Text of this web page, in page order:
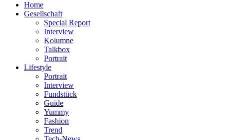
Home
Gesellschaft
Special Report
Interview
Kolumne
Talkbox
Portrait
Lifestyle
Portrait
Interview
Fundstück
Guide
Yummy
Fashion
Trend